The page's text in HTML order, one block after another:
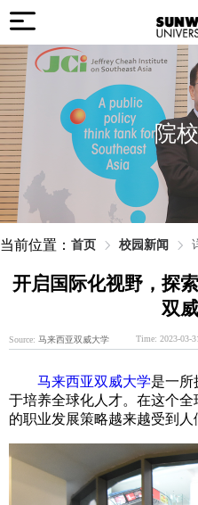
院
当前位置： 首页 校园新闻
开启国际化视野，探
双
Source: 马来西亚双威大学 Time: 2023-03-31
马来西亚双威大学是一所
于培养全球化人才。在这个
的职业发展策略越来越受到人